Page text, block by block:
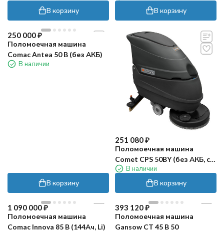
В корзину В корзину
250 000₽
Поломоечная машина
Comac Antea 50 B (без АКБ)
В наличии
В корзину
251 080₽
Поломоечная машина
Comet CPS 50BY (без АКБ, с
ЗУ)В наличии
В корзину
1 090 000₽
Поломоечная машина
Comac Innova 85 B (144Ач, Li)
393 120₽
Поломоечная машина
Gansow CT 45 B 50